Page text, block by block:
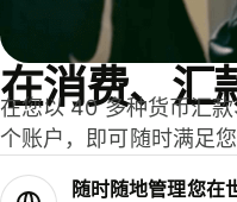
在消费、汇
在您以 40 多种货币汇
个账户，即可随时满足您
随时随地管理您在